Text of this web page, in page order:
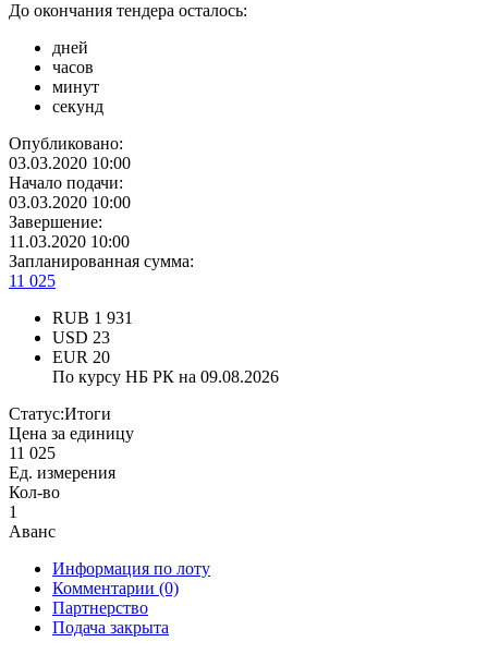
До окончания тендера осталось:
дней
часов
минут
секунд
Опубликовано:
03.03.2020 10:00
Начало подачи:
03.03.2020 10:00
Завершение:
11.03.2020 10:00
Запланированная сумма:
11 025
RUB 1 931
USD 23
EUR 20
По курсу НБ РК на 09.08.2026
Статус:Итоги
Цена за единицу
11 025
Ед. измерения
Кол-во
1
Аванс
Информация по лоту
Комментарии (0)
Партнерство
Подача закрыта